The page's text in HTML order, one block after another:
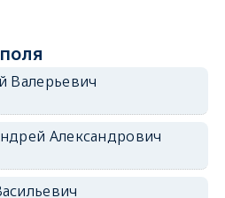
Валерьевич
Александрович